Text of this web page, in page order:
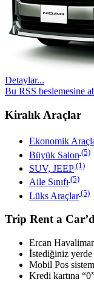
Detaylar...
Bu RSS beslemesine
Kiralık Araçlar
Ekonomik
Büyük Salon (5)
SUV, JEEP (1)
Aile Sınıfı (5)
Lüks Araçlar(5)
Trip Rent a
Ercan
İstediğiniz yerde
Mobil Pos
Kredi kartına